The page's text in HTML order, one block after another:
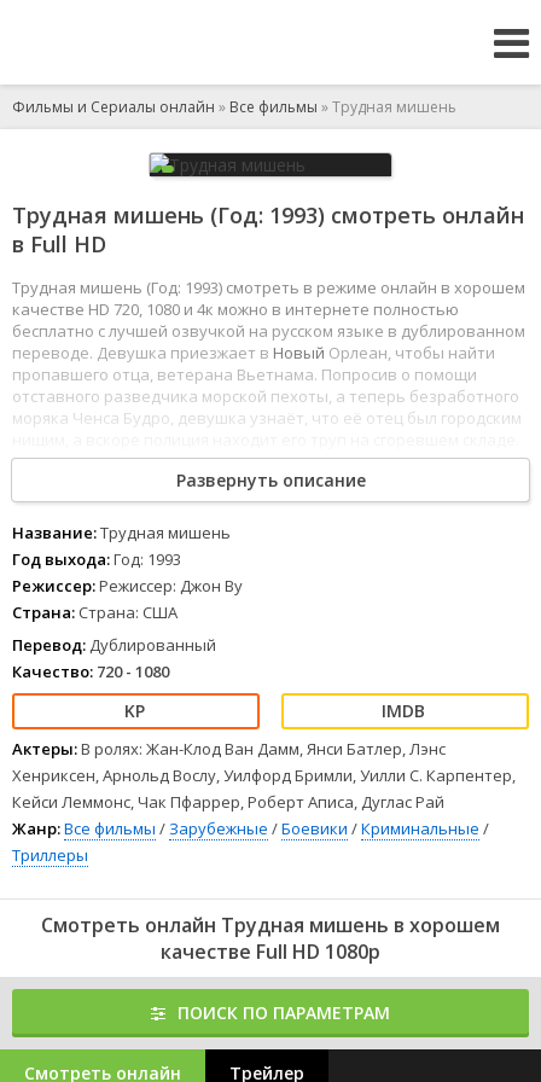
Фильмы и Сериалы онлайн » Все фильмы » Трудная мишень
Трудная мишень (Год: 1993) смотреть онлайн
в Full HD
Трудная мишень (Год: 1993) смотреть в режиме онлайн в хорошем
качестве HD 720, 1080 и 4к можно в интернете полностью
бесплатно с лучшей озвучкой на русском языке в дублированном
переводе. Девушка приезжает в Новый Орлеан, чтобы найти
пропавшего отца, ветерана Вьетнама. Попросив о помощи
отставного разведчика морской пехоты, а теперь безработного
моряка Ченса Будро, девушка узнаёт, что её отец был городским
НоЧенсуверен, что это не несчастный случай, и вместе с
девушкой организует собственное расследование.
Вскоре он узнаёт о некоей банде, организующей сафари для
богачей, где в качестве дичи выпускают живых людей - никому
не нужных бродяг. Бандитам не нужно, чтобы об их деятельности
кто-то узнал. На Ченса и его подругу начинается беспощадная
охота.
12 34 5 678
Развернуть описание
Название:Трудная мишень
Год выхода:Год: 1993
Режиссер:Режиссер: Джон Ву
Страна: Страна: США
Перевод: Дублированный
Качество: 720 - 1080
Актеры:В ролях: Жан-Клод Ван Дамм, Янси Батлер, Лэнс
Хенриксен, Арнольд Вослу, Уилфорд Бримли, Уилли С. Карпентер,
Кейси Леммонс, Чак Пфаррер, Роберт Аписа, Дуглас Рай
Жанр:Все фильмы / Зарубежные /Боевики /Криминальные /
Триллеры
Смотреть онлайн Трудная мишень в хорошем
качестве Full HD 1080p
ПОИСК ПО ПАРАМЕТРАМ
Смотреть онлайн Трейлер